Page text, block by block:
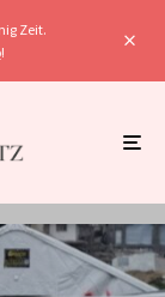
Zeit.
!